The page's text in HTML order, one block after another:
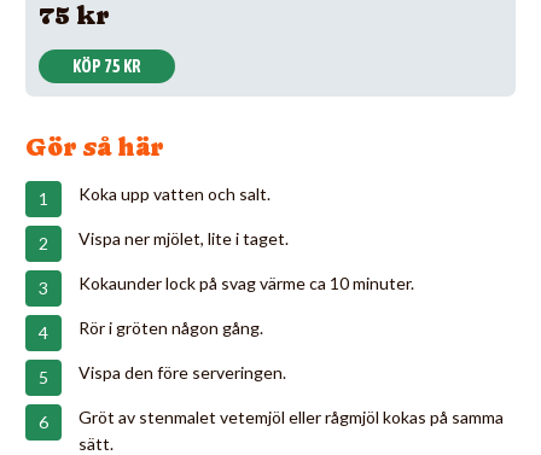
75 kr
KÖP 75 KR
Gör så här
Koka upp vatten och salt.
Vispa ner mjölet, lite i taget.
Kokaunder lock på svag värme ca 10 minuter.
Rör i gröten någon gång.
Vispa den före serveringen.
Gröt av stenmalet vetemjöl eller rågmjöl kokas på samma
sätt.